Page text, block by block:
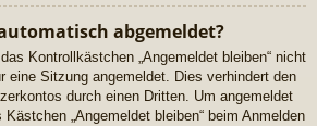
abgemeldet?
Kontrollkästchen „Angemeldet bleiben“ nicht
eine Sitzung angemeldet. Dies verhindert den
durch einen Dritten. Um angemeldet
„Angemeldet bleiben“ beim Anmelden